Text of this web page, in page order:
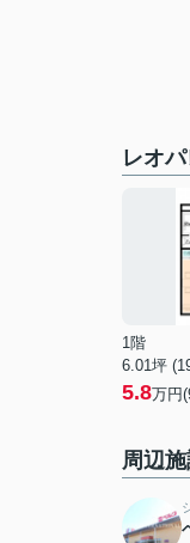
レオ
1階
6.01坪
5.8万円
周辺